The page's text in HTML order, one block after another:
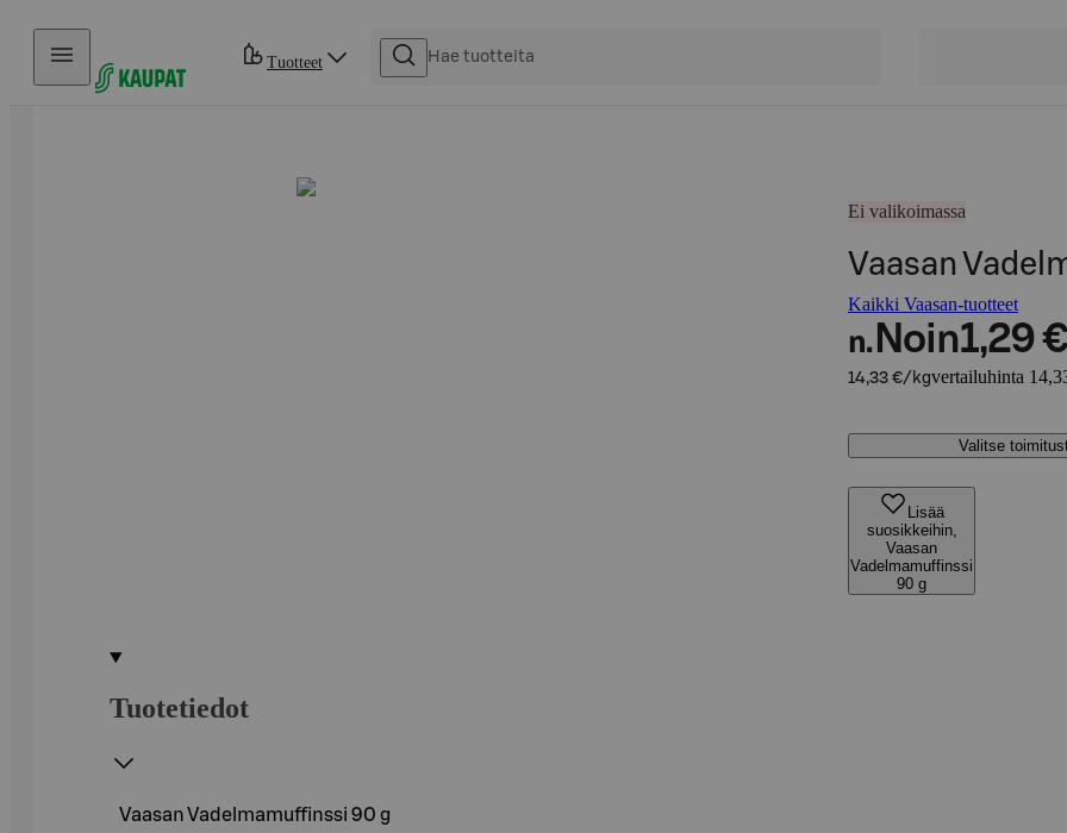
Hyppää sisältöön
Tuotteet
Ei valikoimassa
Vaasan
Kaikki Vaasan-tuotteet
n. Noin1,29 €
14,33 €/kgvertailuhinta
Valitse
Lisää
suosikkeihin,
Vaasan
Vadelmamuffinssi
90 g
Tuotetiedot
Vaasan Vadelmamuffinssi 90 g